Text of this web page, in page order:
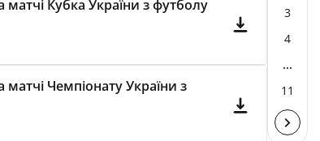
Кубка України з футболу
Чемпіонату України з
3
4
...
11